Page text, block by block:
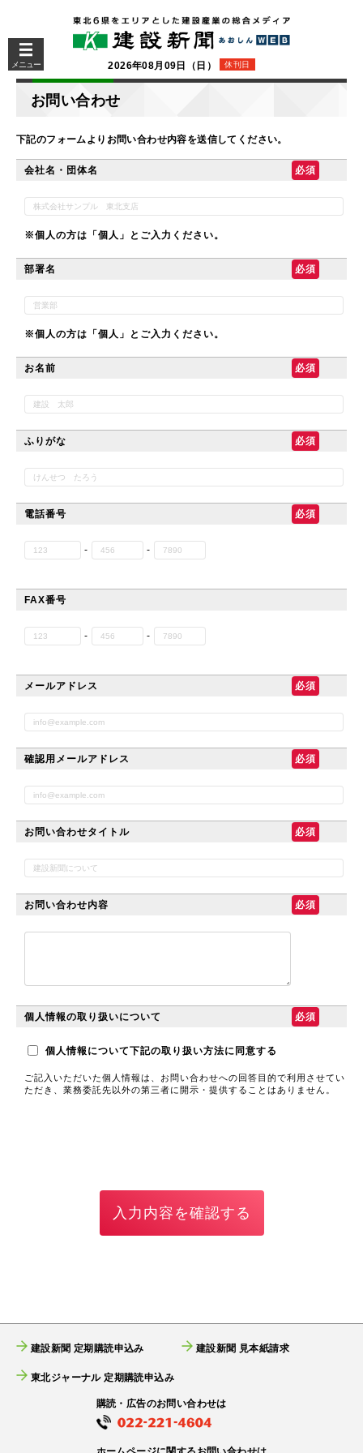
メニュー 2026年08月09日（日） 休刊日
お問い合わせ
下記のフォームよりお問い合わせ内容を送信してください。
会社名・団体名
※個人の方は「個人」とご入力ください。
部署名
※個人の方は「個人」とご入力ください。
お名前
ふりがな
電話番号
- -
FAX番号
- -
メールアドレス
確認用メールアドレス
お問い合わせタイトル
お問い合わせ内容
個人情報の取り扱いについて
個人情報について下記の取り扱い方法に同意する
ご記入いただいた個人情報は、お問い合わせへの回答目的で利用させてい
ただき、業務委託先以外の第三者に開示・提供することはありません。
建設新聞 定期購読申込み 建設新聞 見本紙請求
東北ジャーナル 定期購読申込み
購読・広告のお問い合わせは